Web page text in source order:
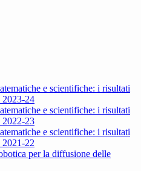
e scientifiche: i risultati
2023-24
e scientifiche: i risultati
2022-23
e scientifiche: i risultati
2021-22
per la diffusione delle